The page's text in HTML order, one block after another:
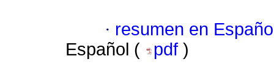
· resumen en
Español (
pdf )